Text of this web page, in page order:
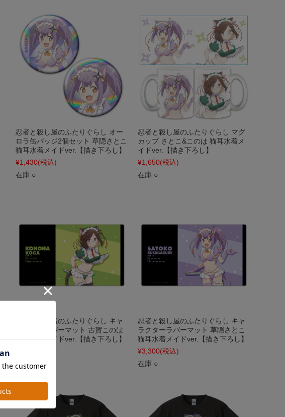
忍者と殺し屋のふたりぐらし オー
ロラ缶バッジ2個セット 草隠さとこ
猫耳水着メイドver.【描き下ろし】
¥1,430(税込)
在庫 ○
忍者と殺し屋のふたりぐらし マグ
カップ さとこ&このは 猫耳水着メ
イドver.【描き下ろし】
¥1,650(税込)
在庫 ○
忍者と殺し屋のふたりぐらし キャ
ラクターラバーマット 古賀このは
猫耳水着メイドver.【描き下ろし】
(税込)
在庫 ○
忍者と殺し屋のふたりぐらし キャ
ラクターラバーマット 草隠さとこ
猫耳水着メイドver.【描き下ろし】
¥3,300(税込)
在庫 ○